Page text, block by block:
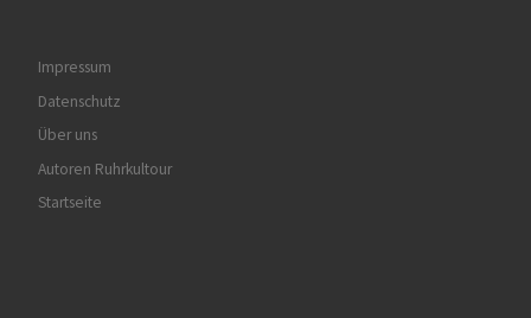
Impressum
Datenschutz
Über uns
Autoren Ruhrkultour
Startseite